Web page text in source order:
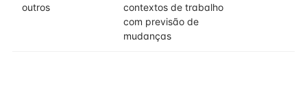
outros
contextos de trabalho
com previsão de
mudanças